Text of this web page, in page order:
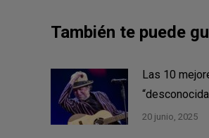
También te puede
Las 10
20 junio, 2025